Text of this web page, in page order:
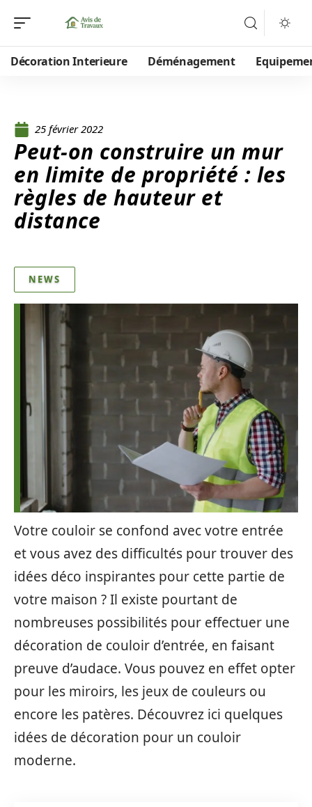
Décoration Interieure Déménagement
25 février 2022
Peut-on construire un mur
en limite de propriété : les
règles de hauteur et
distance
NEWS
Votre couloir se confond avec votre entrée
et vous avez des difficultés pour trouver des
idées déco inspirantes pour cette partie de
votre maison ? Il existe pourtant de
nombreuses possibilités pour effectuer une
décoration de couloir d’entrée, en faisant
preuve d’audace. Vous pouvez en effet opter
pour les miroirs, les jeux de couleurs ou
encore les patères. Découvrez ici quelques
idées de décoration pour un couloir
moderne.